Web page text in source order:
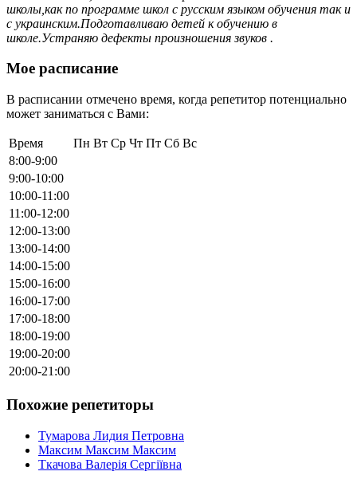
школы,как по программе школ с русским языком обучения так и
с украинским.Подготавливаю детей к обучению в
школе.Устраняю дефекты произношения звуков .
Мое расписание
В расписании отмечено время, когда репетитор потенциально
может заниматься с Вами:
Время Пн Вт Ср Чт Пт Сб Вс
8:00-9:00
9:00-10:00
10:00-11:00
11:00-12:00
12:00-13:00
13:00-14:00
14:00-15:00
15:00-16:00
16:00-17:00
17:00-18:00
18:00-19:00
19:00-20:00
20:00-21:00
Похожие репетиторы
Тумарова Лидия Петровна
Максим Максим Максим
Ткачова Валерія Сергіївна